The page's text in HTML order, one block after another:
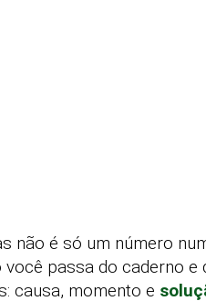
não é só um número
passa do caderno e
causa, momento e